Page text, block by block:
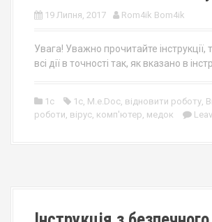
19 Липня, 2017 Rom4ik Bom4ik
Увага! Уважно прочитайте інструкції,
всі дії в точності так, як вказано в
1c 1с, M.e.Doc, відновити роботу,
роботи, вірус, комп'ютер, медок